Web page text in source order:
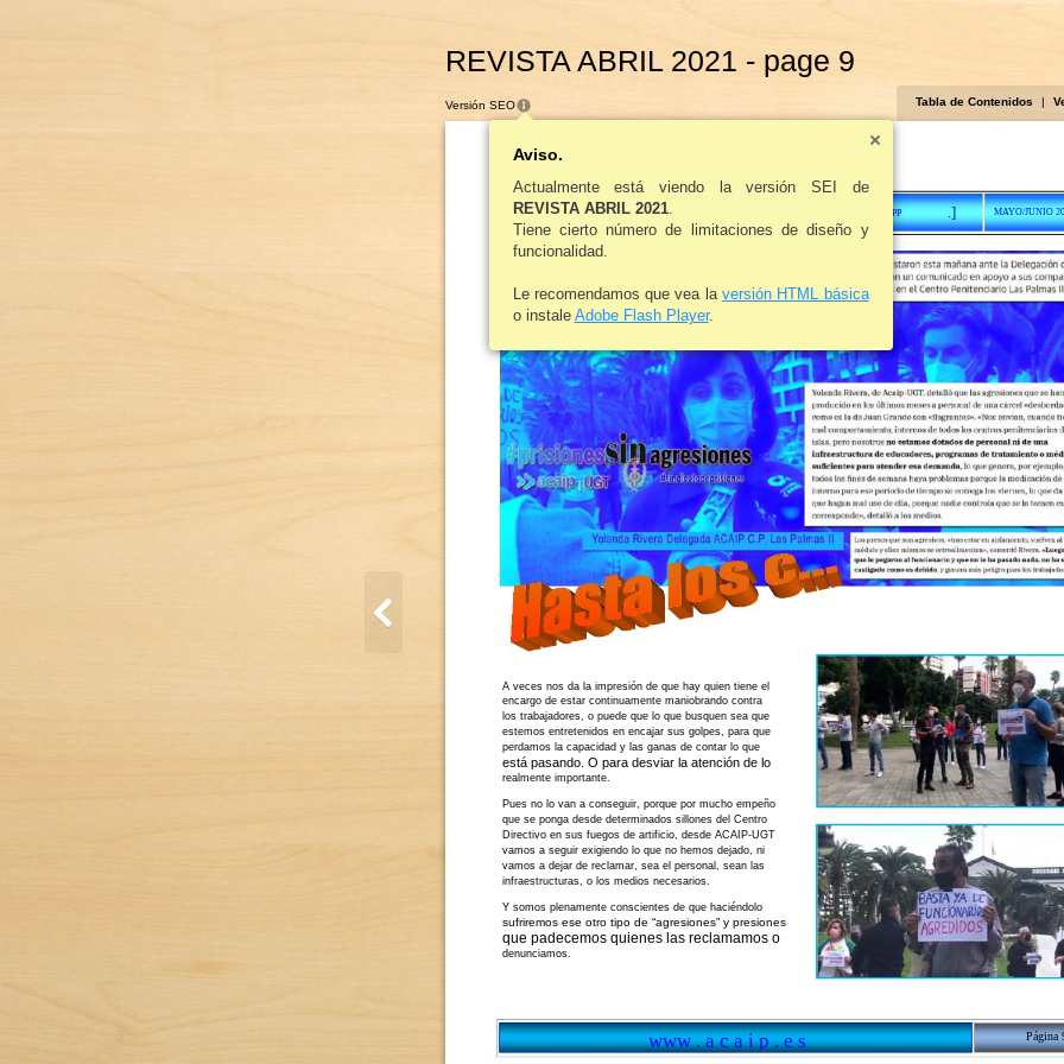
REVISTA ABRIL 2021 - page 9
[Acaip REVISTA AGRUPACIÓN CUERPOS DE LA ADMINISTRACIÓN DE II.PP .] MAYO/JUNIO
www . a c a i p . e s Página
A veces nos da la impresión de que hay quien tiene el
encargo de estar continuamente maniobrando contra
los trabajadores, o puede que lo que busquen sea que
estemos entretenidos en encajar sus golpes, para que
perdamos la capacidad y las ganas de contar lo que
está pasando. O para desviar la atención de lo
realmente importante.
Pues no lo van a conseguir, porque por mucho empeño
que se ponga desde determinados sillones del Centro
Directivo en sus fuegos de artificio, desde ACAIP-UGT
vamos a seguir exigiendo lo que no hemos dejado, ni
vamos a dejar de reclamar, sea el personal, sean las
infraestructuras, o los medios necesarios.
Y somos plenamente conscientes de que haciéndolo
sufriremos ese otro tipo de “agresiones” y presiones
que padecemos quienes las reclamamos o
denunciamos.
Versión SEO
Aviso.
Actualmente está viendo la versión SEI de
REVISTA ABRIL 2021.
Tiene cierto número de limitaciones de diseño y
funcionalidad.
Le recomendamos que vea la versión HTML básica
o instale Adobe Flash Player.
Tabla de Contenidos |